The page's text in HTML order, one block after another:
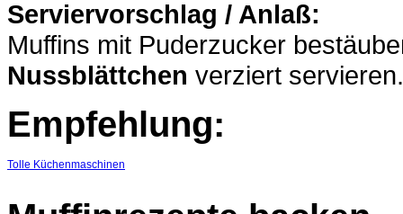
Serviervorschlag / Anlaß:
Muffins mit Puderzucker
Nussblättchen verziert servieren.
Empfehlung:
Tolle Küchenmaschinen